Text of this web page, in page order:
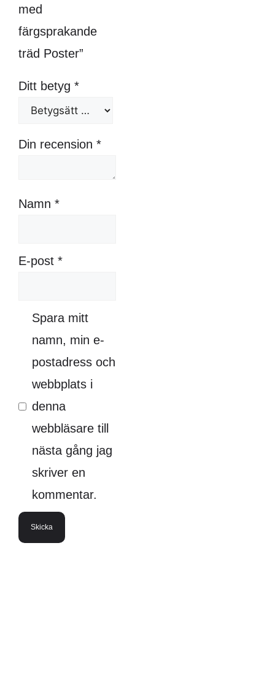
med
färgsprakande
träd Poster”
Ditt betyg *
Din recension *
Namn *
E-post *
Spara mitt
namn, min e-
postadress och
webbplats i
denna
webbläsare till
nästa gång jag
skriver en
kommentar.